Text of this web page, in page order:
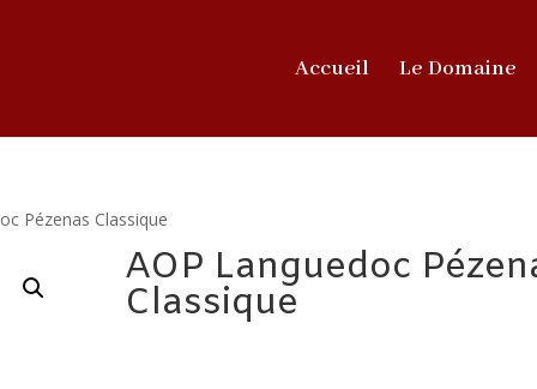
Accueil Le Domaine
Pézenas Classique
AOP Languedoc
Classique